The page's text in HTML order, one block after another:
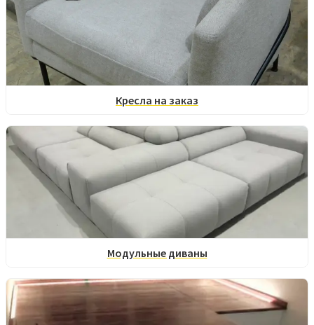
Кресла на заказ
Модульные диваны